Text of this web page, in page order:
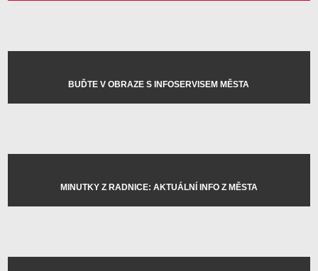
BUĎTE V OBRAZE S INFOSERVISEM MĚSTA
MINUTKY Z RADNICE: AKTUÁLNÍ INFO Z MĚSTA